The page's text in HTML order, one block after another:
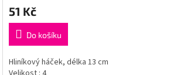
51 Kč
Do košíku
Hliníkový háček, délka 13 cm